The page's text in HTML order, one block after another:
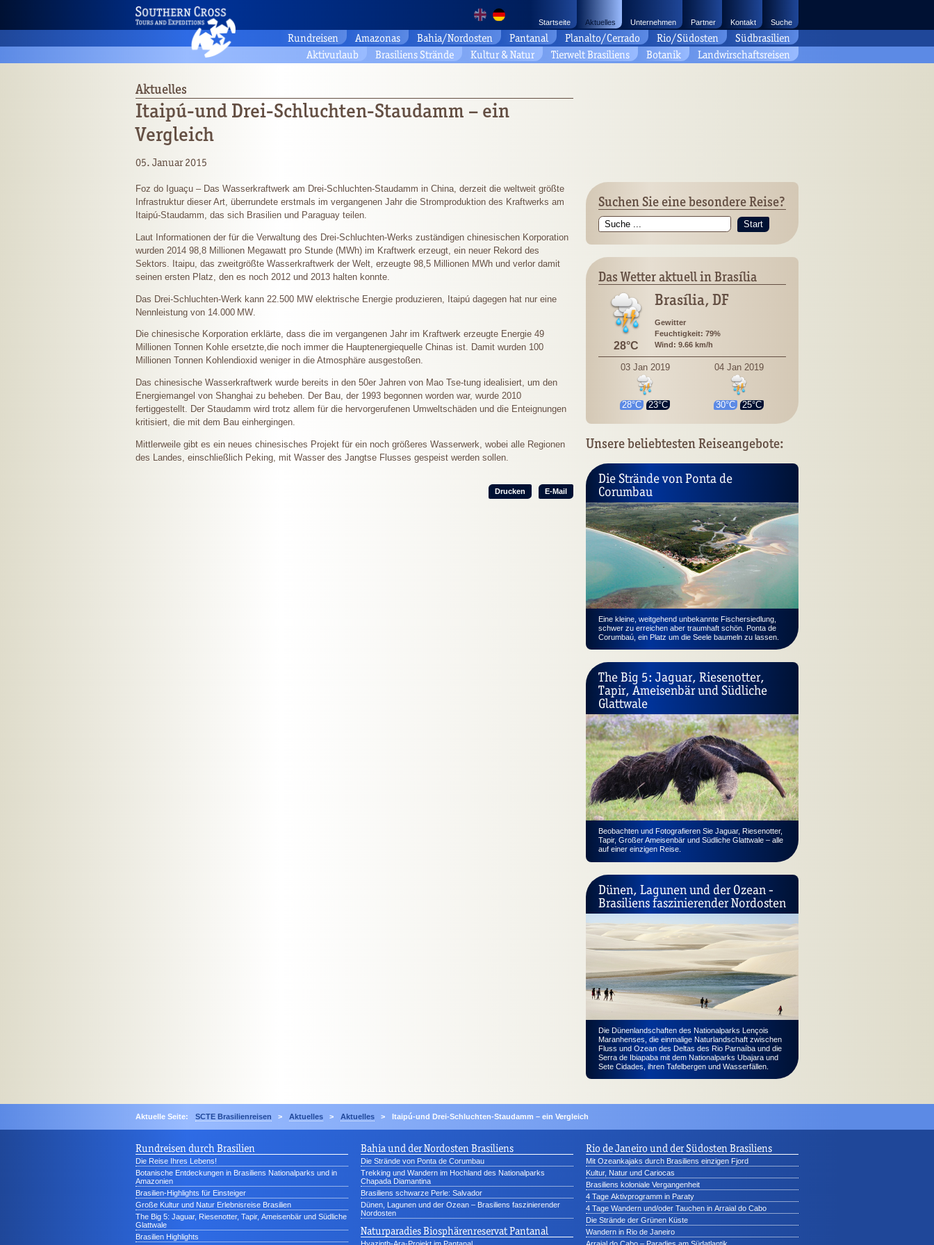
Startseite Aktuelles Unternehmen Partner Kontakt Suche
Rundreisen Amazonas Bahia/Nordosten Pantanal Planalto/Cerrado Rio/Südosten
Südbrasilien
Aktivurlaub
Brasiliens Strände Kultur & Natur Tierwelt Brasiliens Botanik Landwirschaftsreisen
Aktuelles
Itaipú-und Drei-Schluchten-Staudamm – ein
Vergleich
05. Januar 2015
Foz do Iguaçu – Das Wasserkraftwerk am Drei-Schluchten-Staudamm in China, derzeit die weltweit größte
Infrastruktur dieser Art, überrundete erstmals im vergangenen Jahr die Stromproduktion des Kraftwerks am
Itaipú-Staudamm, das sich Brasilien und Paraguay teilen.
Laut Informationen der für die Verwaltung des Drei-Schluchten-Werks zuständigen chinesischen Korporation
wurden 2014 98,8 Millionen Megawatt pro Stunde (MWh) im Kraftwerk erzeugt, ein neuer Rekord des
Sektors. Itaipu, das zweitgrößte Wasserkraftwerk der Welt, erzeugte 98,5 Millionen MWh und verlor damit
seinen ersten Platz, den es noch 2012 und 2013 halten konnte.
Das Drei-Schluchten-Werk kann 22.500 MW elektrische Energie produzieren, Itaipú dagegen hat nur eine
Nennleistung von 14.000 MW.
Die chinesische Korporation erklärte, dass die im vergangenen Jahr im Kraftwerk erzeugte Energie 49
Millionen Tonnen Kohle ersetzte,die noch immer die Hauptenergiequelle Chinas ist. Damit wurden 100
Millionen Tonnen Kohlendioxid weniger in die Atmosphäre ausgestoßen.
Das chinesische Wasserkraftwerk wurde bereits in den 50er Jahren von Mao Tse-tung idealisiert, um den
Energiemangel von Shanghai zu beheben. Der Bau, der 1993 begonnen worden war, wurde 2010
fertiggestellt. Der Staudamm wird trotz allem für die hervorgerufenen Umweltschäden und die Enteignungen
kritisiert, die mit dem Bau einhergingen.
Mittlerweile gibt es ein neues chinesisches Projekt für ein noch größeres Wasserwerk, wobei alle Regionen
des Landes, einschließlich Peking, mit Wasser des Jangtse Flusses gespeist werden sollen.
Drucken E-Mail
Suchen Sie eine besondere Reise?
Start
Das Wetter aktuell in Brasília
28°C
Brasília, DF
Gewitter
Feuchtigkeit: 79%
Wind: 9.66 km/h
03 Jan 2019
28°C 23°C
04 Jan 2019
30°C 25°C
Unsere beliebtesten Reiseangebote:
Die Strände von Ponta de
Corumbau
Eine kleine, weitgehend unbekannte Fischer­sied­lung,
schwer zu erreichen aber traumhaft schön. Ponta de
Corumbaú, ein Platz um die Seele baumeln zu lassen.
The Big 5: Jaguar, Riesen­otter,
Tapir, Ameisen­bär und Südliche
Glattwale
Beobachten und Fotografieren Sie Jaguar, Riesenotter,
Tapir, Großer Ameisenbär und Südliche Glattwale – alle
auf einer einzigen Reise.
Dünen, Lagunen und der Ozean -
Brasiliens faszinierender Nordosten
Die Dünenlandschaften des Nationalparks Lençois
Maranhenses, die einmalige Naturlandschaft zwischen
Fluss und Ozean des Deltas des Rio Parnaíba und die
Serra de Ibiapaba mit dem Nationalparks Ubajara und
Sete Cidades, ihren Tafelbergen und Wasserfällen.
Aktuelle Seite: SCTE Brasilienreisen > Aktuelles > Aktuelles > Itaipú-und Drei-Schluchten-Staudamm – ein Vergleich
Rundreisen durch Brasilien
Die Reise Ihres Lebens!
Botanische Entdeckungen in Brasiliens Nationalparks und in
Amazonien
Brasilien-Highlights für Einsteiger
Große Kultur und Natur Erlebnisreise Brasilien
The Big 5: Jaguar, Riesenotter, Tapir, Ameisenbär und Südliche
Glattwale
Brasilien Highlights
Bahia und der Nordosten Brasiliens
Die Strände von Ponta de Corumbau
Trekking und Wandern im Hochland des Nationalparks
Chapada Diamantina
Brasiliens schwarze Perle: Salvador
Dünen, Lagunen und der Ozean – Brasiliens faszinierender
Nordosten
Naturparadies Biosphärenreservat Pantanal
Rio de Janeiro und der Südosten Brasiliens
Mit Ozeankajaks durch Brasiliens einzigen Fjord
Kultur, Natur und Cariocas
Brasiliens koloniale Vergangenheit
4 Tage Aktivprogramm in Paraty
4 Tage Wandern und/oder Tauchen in Arraial do Cabo
Die Strände der Grünen Küste
Wandern in Rio de Janeiro